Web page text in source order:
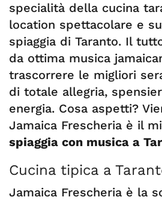
specialità della cucina
location spettacolare e
spiaggia di Taranto. Il
da ottima musica
trascorrere le migliori
di totale allegria,
energia. Cosa aspetti?
Jamaica Frescheria è il
spiaggia con musica a
Cucina tipica a
Jamaica Frescheria è la